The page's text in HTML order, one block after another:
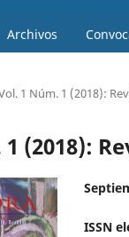
Archivos
1 Núm. 1 (2018):
(2018):
ISSN